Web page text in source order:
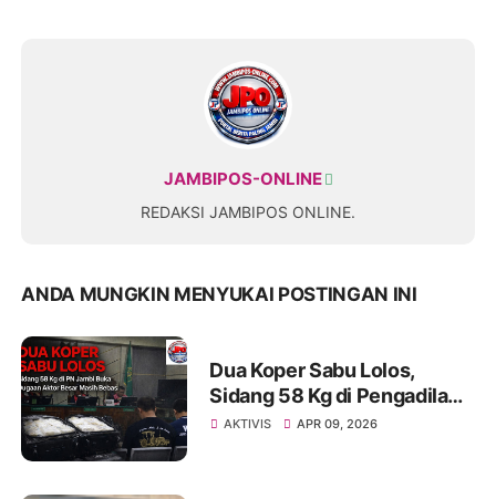
JAMBIPOS-ONLINE
REDAKSI JAMBIPOS ONLINE.
ANDA MUNGKIN MENYUKAI POSTINGAN INI
Dua Koper Sabu Lolos,
Sidang 58 Kg di Pengadilan
Negeri Jambi Buka Dugaan
AKTIVIS APR 09, 2026